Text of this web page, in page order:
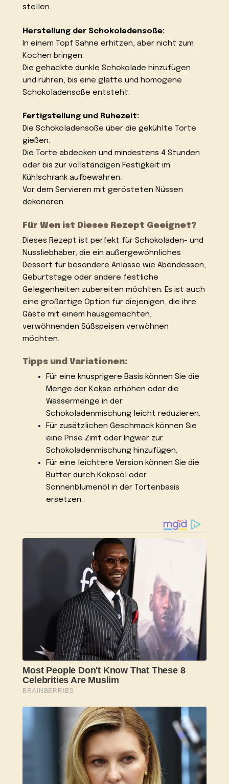
stellen.
Herstellung der Schokoladensoße:
In einem Topf Sahne erhitzen, aber nicht zum
Kochen bringen.
Die gehackte dunkle Schokolade hinzufügen
und rühren, bis eine glatte und homogene
Schokoladensoße entsteht.
Fertigstellung und Ruhezeit:
Die Schokoladensoße über die gekühlte Torte
gießen.
Die Torte abdecken und mindestens 4 Stunden
oder bis zur vollständigen Festigkeit im
Kühlschrank aufbewahren.
Vor dem Servieren mit gerösteten Nüssen
dekorieren.
Für Wen ist Dieses Rezept Geeignet?
Dieses Rezept ist perfekt für Schokoladen- und
Nussliebhaber, die ein außergewöhnliches
Dessert für besondere Anlässe wie Abendessen,
Geburtstage oder andere festliche
Gelegenheiten zubereiten möchten. Es ist auch
eine großartige Option für diejenigen, die ihre
Gäste mit einem hausgemachten,
verwöhnenden Süßspeisen verwöhnen
möchten.
Tipps und Variationen:
Für eine knusprigere Basis können Sie die
Menge der Kekse erhöhen oder die
Wassermenge in der
Schokoladenmischung leicht reduzieren.
Für zusätzlichen Geschmack können Sie
eine Prise Zimt oder Ingwer zur
Schokoladenmischung hinzufügen.
Für eine leichtere Version können Sie die
Butter durch Kokosöl oder
Sonnenblumenöl in der Tortenbasis
ersetzen.